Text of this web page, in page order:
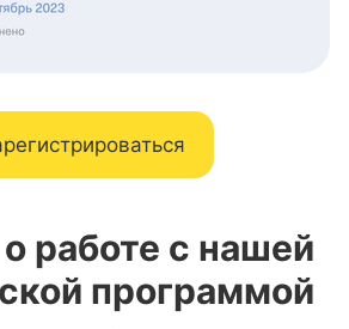
работе с нашей
программой